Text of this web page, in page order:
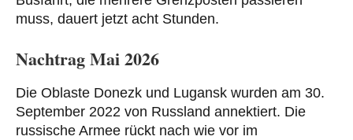
muss, dauert jetzt acht Stunden.
Nachtrag Mai 2026
Die Oblaste Donezk und Lugansk wurden am 30.
September 2022 von Russland annektiert. Die
russische Armee rückt nach wie vor im